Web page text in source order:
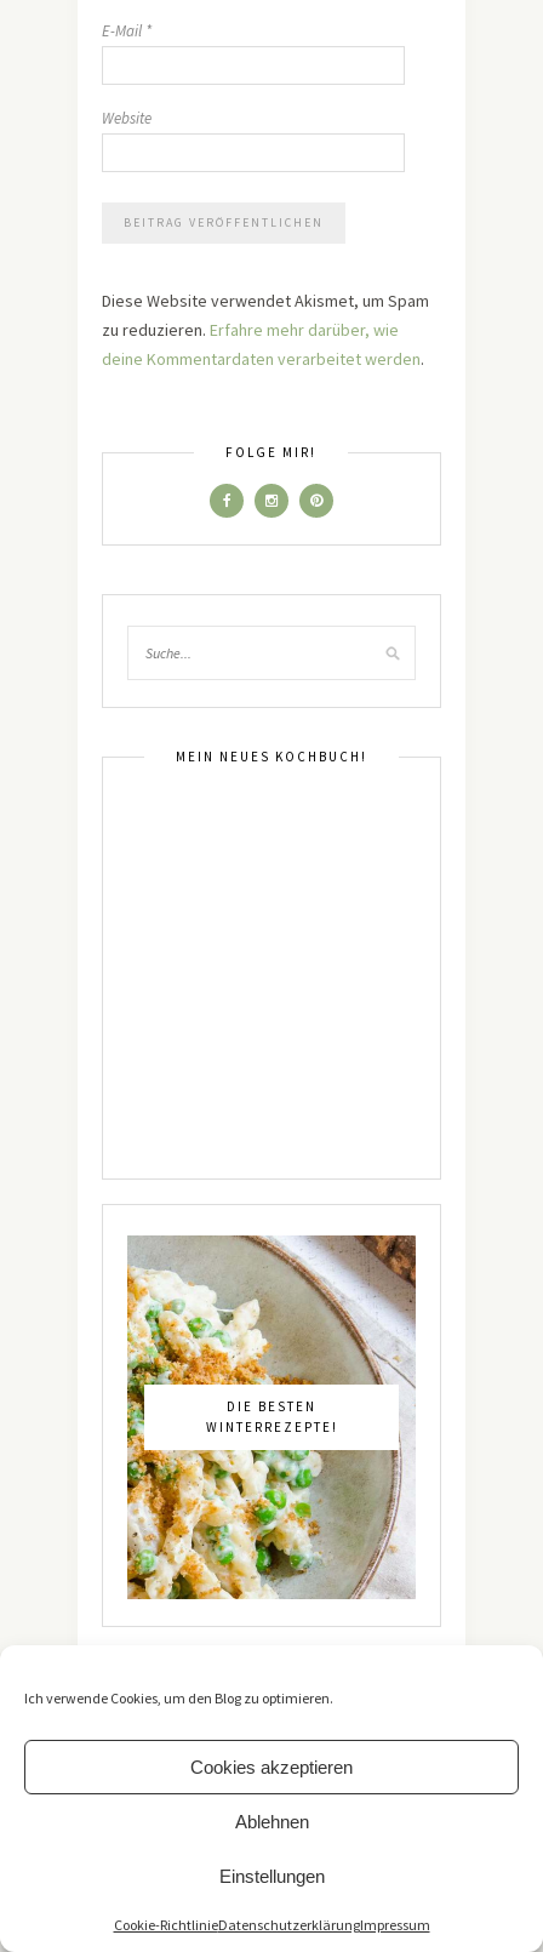
Ich verwende Cookies, um den Blog zu optimieren.
Cookies akzeptieren
Ablehnen
Einstellungen
Cookie-RichtlinieDatenschutzerklärungImpressum
E-Mail *
Website
Diese Website verwendet Akismet, um Spam
zu reduzieren. Erfahre mehr darüber, wie
deine Kommentardaten verarbeitet werden.
FOLGE MIR!
MEIN NEUES KOCHBUCH!
DIE BESTEN
WINTERREZEPTE!
Reserved. / *Affiliate-Link